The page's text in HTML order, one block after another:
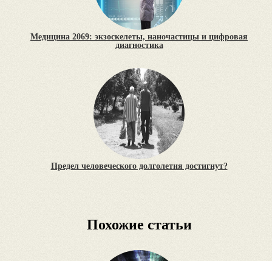
Медицина 2069: экзоскелеты, наночастицы и цифровая
диагностика
Предел человеческого долголетия достигнут?
Похожие статьи